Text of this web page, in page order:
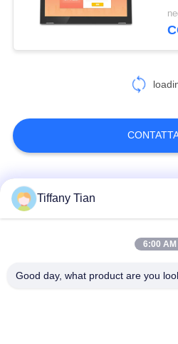
Tablet per
Categorie popolari
Tiffany Tian
6:00 AM
Good day, what product are you